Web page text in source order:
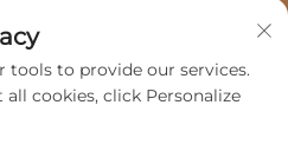
tools to provide our services.
cookies, click Personalize